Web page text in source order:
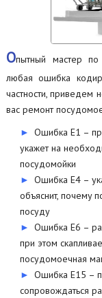
Опытный мастер
любая ошибка
частности, приведем
вас ремонт
Ошибка Е1 –
укажет на
посудомойки
Ошибка Е4 –
объяснит, почему
посуду
Ошибка Е6 –
при этом
посудомоечная
Ошибка Е15 –
сопровождаться